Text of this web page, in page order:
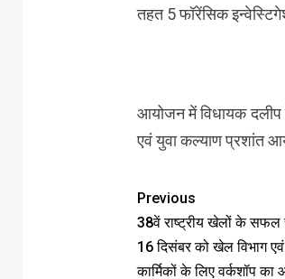
तहत 5 फॉरेंसिक
आयोजन में विधायक
एवं युवा कल्याण प्रशांत
Previous
38वें राष्ट्रीय खेलों के
16 दिसंबर को खेल विभाग
कार्मिकों के लिए वर्कशॉप का